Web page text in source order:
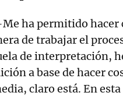
ha permitido hacer
de trabajar el
de interpretación,
a base de hacer
claro está. En